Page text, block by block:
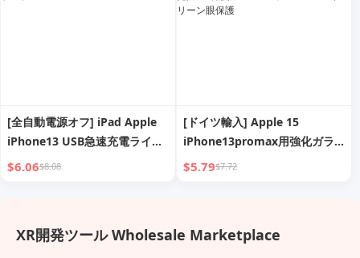
[全自動電源オフ] iPad Apple
iPhone13 USB急速充電ライン
14充電ケーブル 12promaxシ
$6.06$8.08
[ドイツ輸入] Apple 15
iPhone13promax用強化ガラ
スフィルム iPhone14plus用新
ルスクリーン眼保護
$5.79$7.72
XR開発ツール Wholesale Marketplace